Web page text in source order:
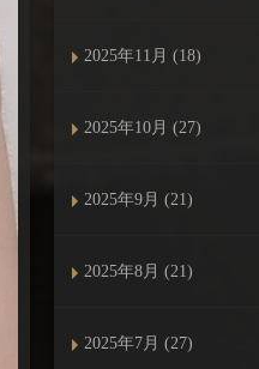
2025年11月 (18)
2025年10月 (27)
2025年9月 (21)
2025年8月 (21)
2025年7月 (27)